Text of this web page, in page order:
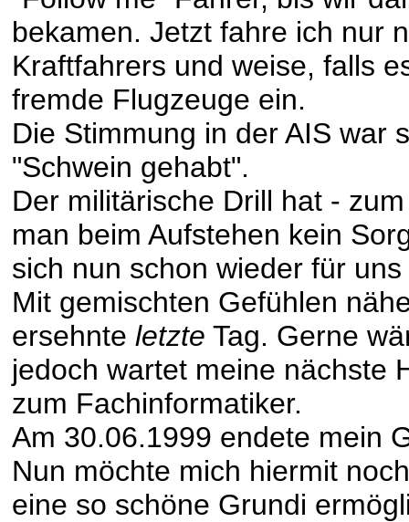
bekamen. Jetzt fahre ich nur
Kraftfahrers und weise, falls
fremde Flugzeuge ein.
Die Stimmung in der AIS war
"Schwein gehabt".
Der militärische Drill hat -
man beim Aufstehen kein
sich nun schon wieder für
Mit gemischten Gefühlen
ersehnte letzte Tag. Gerne
jedoch wartet meine nächste
zum Fachinformatiker.
Am 30.06.1999 endete mein
Nun möchte mich hiermit
eine so schöne Grundi